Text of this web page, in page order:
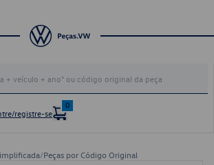
registre-se
0
/Peças por Código Original